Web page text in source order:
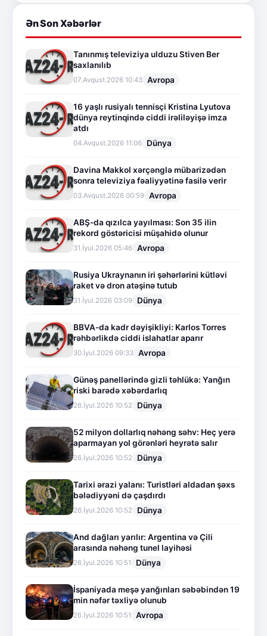
Ən Son Xəbərlər
Tanınmış televiziya ulduzu Stiven Ber
saxlanılıb
07.Avqust.2026 10:43 Avropa
16 yaşlı rusiyalı tennisçi Kristina Lyutova
dünya reytinqində ciddi irəliləyişə imza
atdı
04.Avqust.2026 11:06 Dünya
Davina Makkol xərçənglə mübarizədən
sonra televiziya fəaliyyətinə fasilə verir
03.Avqust.2026 00:59 Avropa
ABŞ-da qızılca yayılması: Son 35 ilin
rekord göstəricisi müşahidə olunur
31.İyul.2026 05:46 Avropa
Rusiya Ukraynanın iri şəhərlərini kütləvi
raket və dron atəşinə tutub
31.İyul.2026 03:09 Dünya
BBVA-da kadr dəyişikliyi: Karlos Torres
rəhbərlikdə ciddi islahatlar aparır
30.İyul.2026 09:33 Avropa
Günəş panellərində gizli təhlükə: Yanğın
riski barədə xəbərdarlıq
26.İyul.2026 10:52 Dünya
52 milyon dollarlıq nəhəng səhv: Heç yerə
aparmayan yol görənləri heyrətə salır
26.İyul.2026 10:52 Dünya
Tarixi ərazi yalanı: Turistləri aldadan şəxs
bələdiyyəni də çaşdırdı
26.İyul.2026 10:52 Dünya
And dağları yarılır: Argentina və Çili
arasında nəhəng tunel layihəsi
26.İyul.2026 10:51 Dünya
İspaniyada meşə yanğınları səbəbindən 19
min nəfər təxliyə olunub
26.İyul.2026 10:51 Avropa